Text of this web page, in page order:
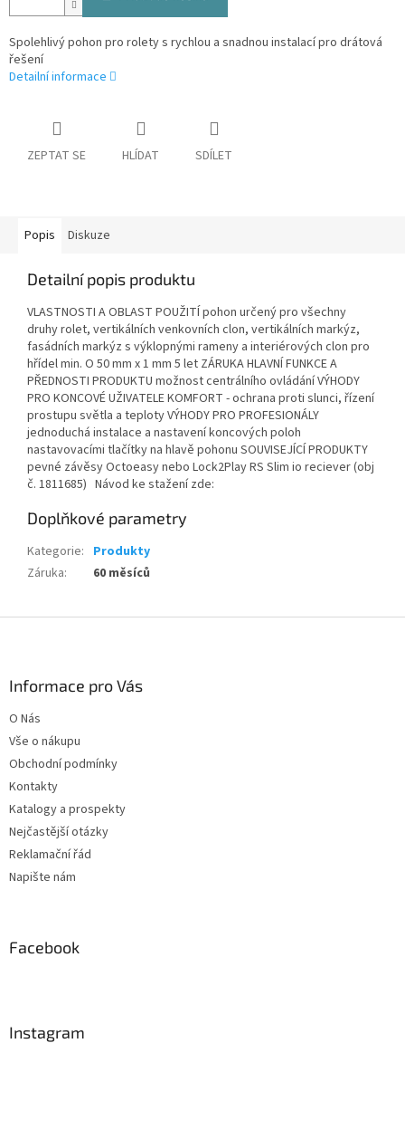
Spolehlivý pohon pro rolety s rychlou a snadnou instalací pro drátová
řešení
Detailní informace
ZEPTAT SE HLÍDAT SDÍLET
Popis Diskuze
Detailní popis produktu
VLASTNOSTI A OBLAST POUŽITÍ pohon určený pro všechny
druhy rolet, vertikálních venkovních clon, vertikálních markýz,
fasádních markýz s výklopnými rameny a interiérových clon pro
hřídel min. O 50 mm x 1 mm 5 let ZÁRUKA HLAVNÍ FUNKCE A
PŘEDNOSTI PRODUKTU možnost centrálního ovládání VÝHODY
PRO KONCOVÉ UŽIVATELE KOMFORT - ochrana proti slunci, řízení
prostupu světla a teploty VÝHODY PRO PROFESIONÁLY
jednoduchá instalace a nastavení koncových poloh
nastavovacími tlačítky na hlavě pohonu SOUVISEJÍCÍ PRODUKTY
pevné závěsy Octoeasy nebo Lock2Play RS Slim io reciever (obj
č. 1811685) Návod ke stažení zde:
Doplňkové parametry
Kategorie: Produkty
Záruka: 60 měsíců
Informace pro Vás
O Nás
Vše o nákupu
Obchodní podmínky
Kontakty
Katalogy a prospekty
Nejčastější otázky
Reklamační řád
Napište nám
Facebook
Instagram